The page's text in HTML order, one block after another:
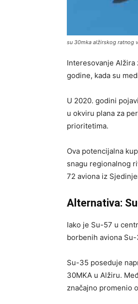
su 30mka alžirskog ratnog
Interesovanje Alžira
godine, kada su
U 2020. godini
u okviru plana za
prioritetima.
Ova potencijalna
snagu regionalnog
72 aviona iz
Alternativa:
Iako je Su-57 u
borbenih aviona
Su-35 poseduje
30MKA u Alžiru.
značajno promenio